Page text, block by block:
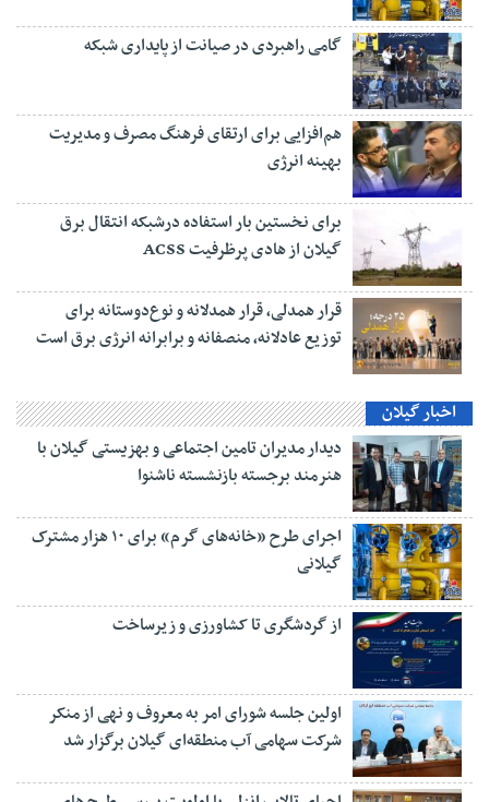
گامی راهبردی در صیانت از پایداری شبکه
هم‌افزایی برای ارتقای فرهنگ مصرف و مدیریت
بهینه انرژی
برای نخستین بار استفاده درشبکه انتقال برق
گیلان از هادی پرظرفیت ACSS
قرار همدلی، قرار همدلانه و نوع‌دوستانه برای
توزیع عادلانه، منصفانه و برابرانه انرژی برق است
اخبار گیلان
دیدار مدیران تامین اجتماعی و بهزیستی گیلان با
هنرمند برجسته بازنشسته ناشنوا
اجرای طرح «خانه‌های گرم» برای ۱۰ هزار مشترک
گیلانی
از گردشگری تا کشاورزی و زیرساخت
اولین جلسه شورای امر به معروف و نهی از منکر
شرکت سهامی آب منطقه‌ای گیلان برگزار شد